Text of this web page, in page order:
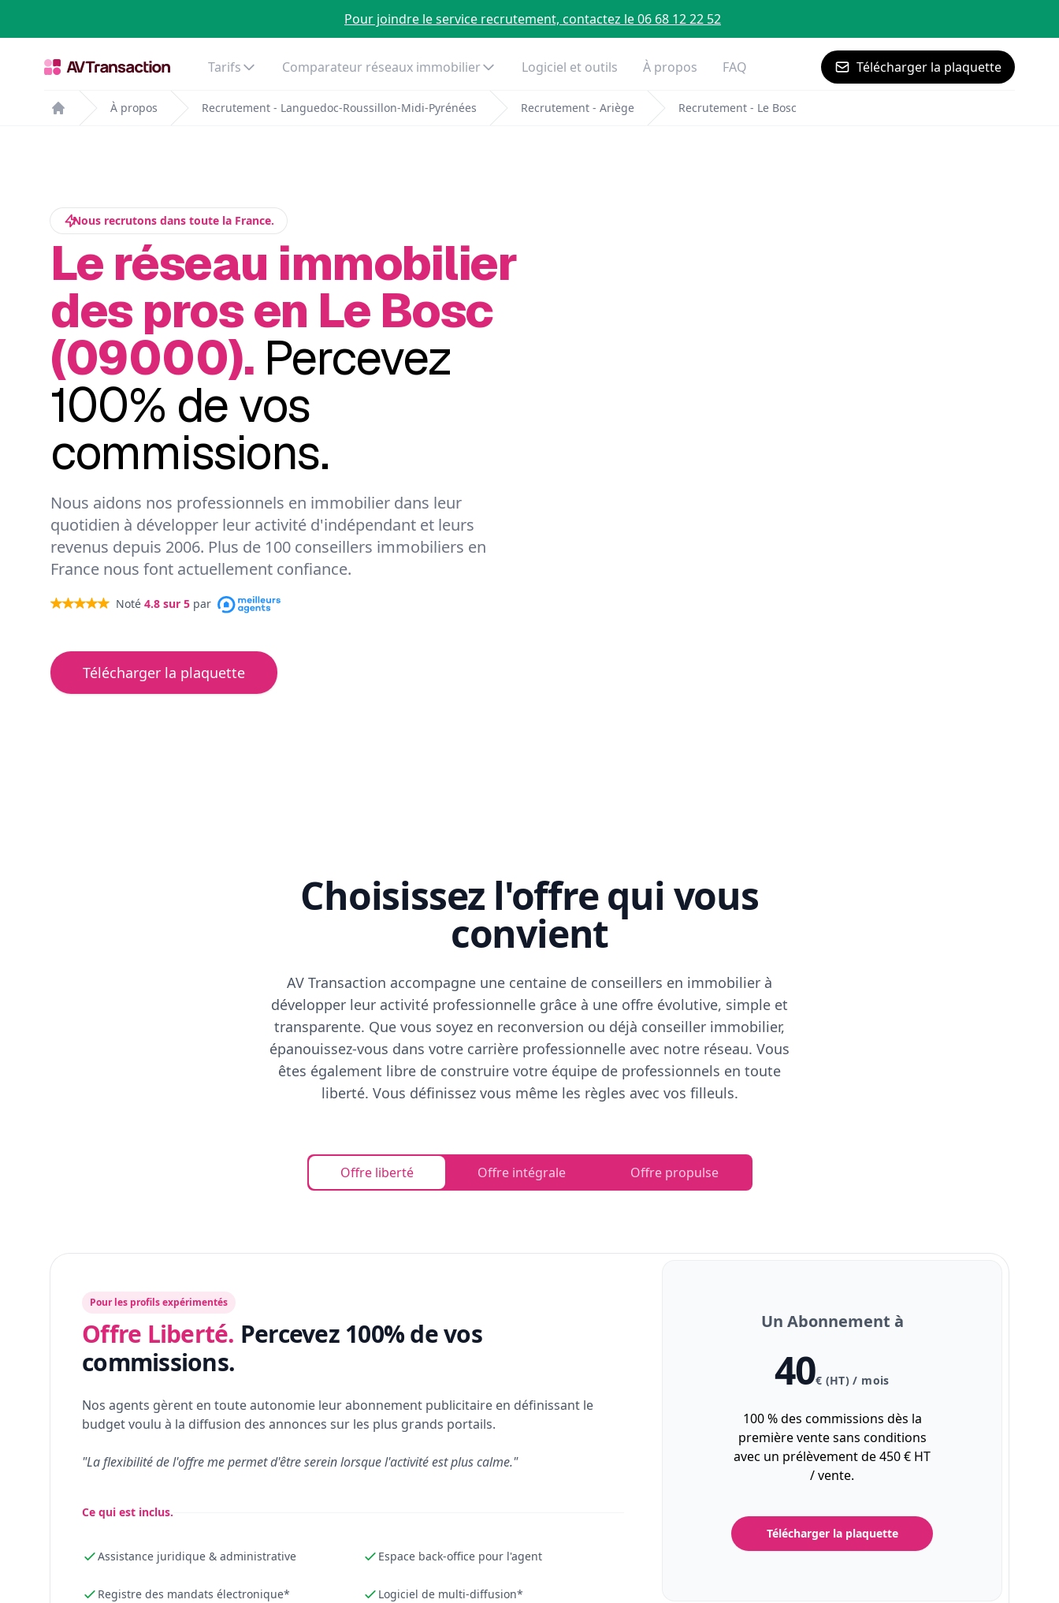
Pour joindre le service recrutement, contactez le 06 68 12 22 52
Tarifs Comparateur réseaux immobilier Logiciel et outils À propos FAQ Télécharger la plaquette
Home
À propos Recrutement - Languedoc-Roussillon-Midi-Pyrénées Recrutement - Ariège Recrutement - Le Bosc
Nous recrutons dans toute la France.
Le réseau immobilier
des pros en Le Bosc
(09000). Percevez
100% de vos
commissions.
Nous aidons nos professionnels en immobilier dans leur
quotidien à développer leur activité d'indépendant et leurs
revenus depuis 2006. Plus de 100 conseillers immobiliers en
France nous font actuellement confiance.
Noté 4.8 sur 5 par
Télécharger la plaquette
Choisissez l'offre qui vous
convient
AV Transaction accompagne une centaine de conseillers en immobilier à
développer leur activité professionnelle grâce à une offre évolutive, simple et
transparente. Que vous soyez en reconversion ou déjà conseiller immobilier,
épanouissez-vous dans votre carrière professionnelle avec notre réseau. Vous
êtes également libre de construire votre équipe de professionnels en toute
liberté. Vous définissez vous même les règles avec vos filleuls.
Offre liberté Offre intégrale Offre propulse
Pour les profils expérimentés
Offre Liberté. Percevez 100% de vos
commissions.
Nos agents gèrent en toute autonomie leur abonnement publicitaire en définissant le
budget voulu à la diffusion des annonces sur les plus grands portails.
"La flexibilité de l'offre me permet d'être serein lorsque l'activité est plus calme."
Ce qui est inclus.
Assistance juridique & administrative Espace back-office pour l'agent
Registre des mandats électronique* Logiciel de multi-diffusion*
Un Abonnement à
40€ (HT) / mois
100 % des commissions dès la
première vente sans conditions
avec un prélèvement de 450 € HT
/ vente.
Télécharger la plaquette